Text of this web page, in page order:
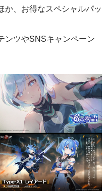
か、お得なスペシャルパッ
ンツやSNSキャンペーン